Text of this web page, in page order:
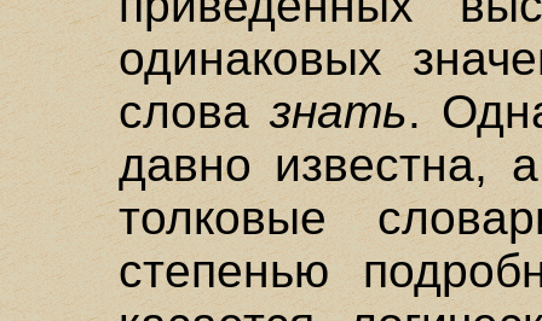
одинаковых
словазнать.
давно известна,
толковые
степенью